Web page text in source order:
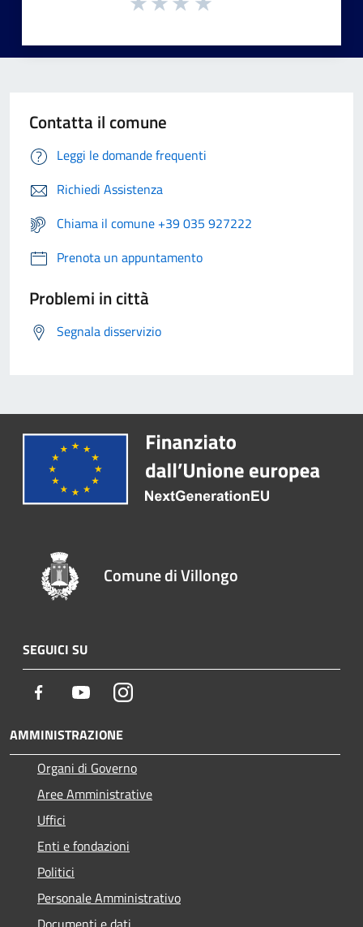
Contatta il comune
Leggi le domande frequenti
Richiedi Assistenza
Chiama il comune +39 035 927222
Prenota un appuntamento
Problemi in città
Segnala disservizio
Comune di Villongo
SEGUICI SU
Facebook YoutubeInstagram
AMMINISTRAZIONE
Organi di Governo
Aree Amministrative
Uffici
Enti e fondazioni
Politici
Personale Amministrativo